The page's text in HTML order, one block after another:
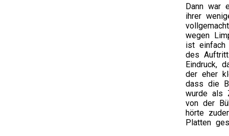
Dann war
ihrer
wegen
ist einfach
des
Eindruck,
der eher
dass die
wurde als
von der
hörte
Platten